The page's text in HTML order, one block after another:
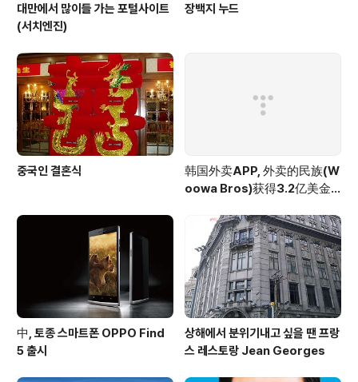
대만에서 많이들 가는 포털사이트
(서치엔진)
장백지 누드
중국인 결혼식
韩国外卖APP, 外卖的民族(W
oowa Bros)获得3.2亿美金
中, 토종 스마트폰 OPPO Find
5 출시
상해에서 분위기내고 싶을 땐 프랑
스 레스토랑 Jean Georges